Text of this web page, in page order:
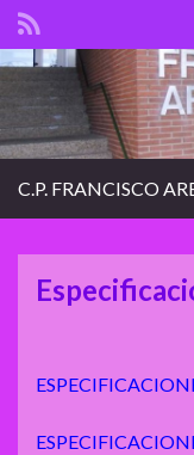
Search
C.P. FRANCISCO